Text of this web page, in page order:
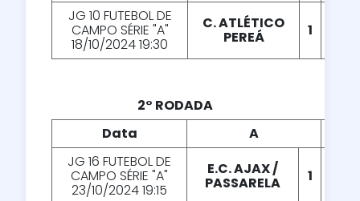
JG 10 FUTEBOL DE
CAMPO SÉRIE "A"
18/10/2024 19:30
C. ATLÉTICO
PEREÁ 1
2° RODADA
Data
A
JG 16 FUTEBOL DE
CAMPO SÉRIE "A"
23/10/2024 19:15
E.C. AJAX /
PASSARELA 1